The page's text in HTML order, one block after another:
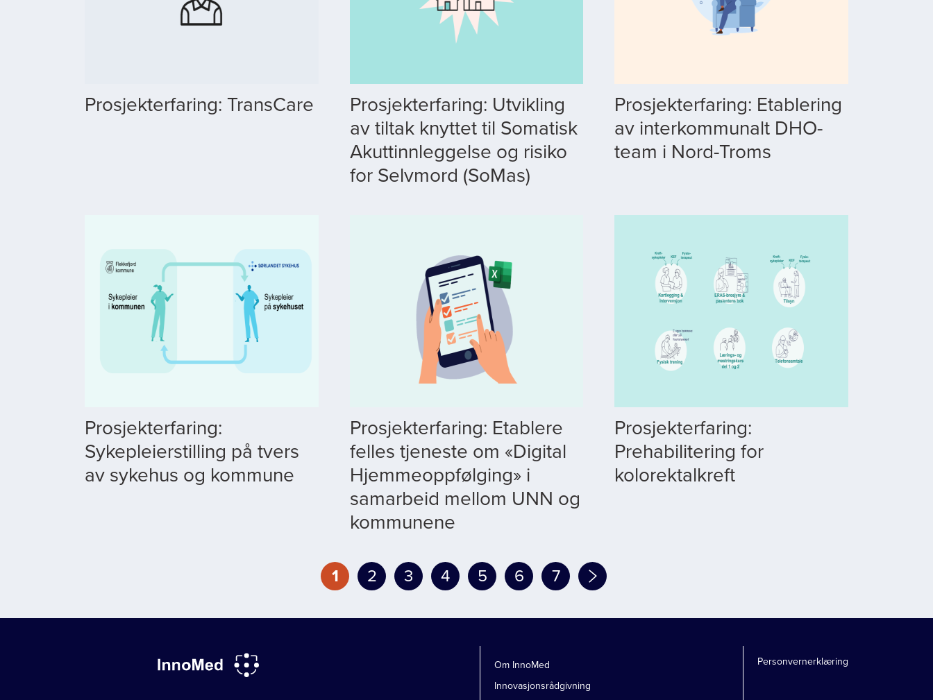
Prosjekterfaring: TransCare
Prosjekterfaring: Utvikling
av tiltak knyttet til Somatisk
Akuttinnleggelse og risiko
for Selvmord (SoMas)
Prosjekterfaring: Etablering
av interkommunalt DHO-
team i Nord-Troms
Prosjekterfaring:
Sykepleierstilling på tvers
av sykehus og kommune
Prosjekterfaring: Etablere
felles tjeneste om «Digital
Hjemmeoppfølging» i
samarbeid mellom UNN og
kommunene
Prosjekterfaring:
Prehabilitering for
kolorektalkreft
Page
1 Page
2 Page
3 Page
4 Page
5 Page
6 Page
7
Om InnoMed
Innovasjonsrådgivning
Personvernerklæring